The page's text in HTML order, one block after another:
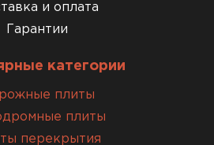
и оплата
Гарантии
категории
плиты
плиты
перекрытия